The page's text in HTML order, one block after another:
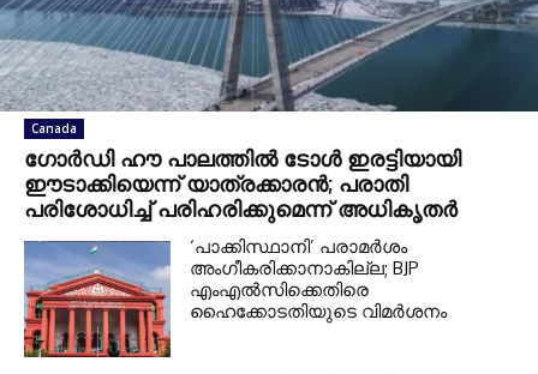
Canada
ഗോർഡി ഹൗ പാലത്തിൽ ടോൾ ഇരട്ടിയായി
ഈടാക്കിയെന്ന് യാത്രക്കാരൻ; പരാതി
പരിശോധിച്ച് പരിഹരിക്കുമെന്ന് അധികൃതർ
‘പാക്കിസ്ഥാനി’ പരാമർശം
അംഗീകരിക്കാനാകില്ല; BJP
എംഎൽസിക്കെതിരെ
ഹൈക്കോടതിയുടെ വിമർശനം